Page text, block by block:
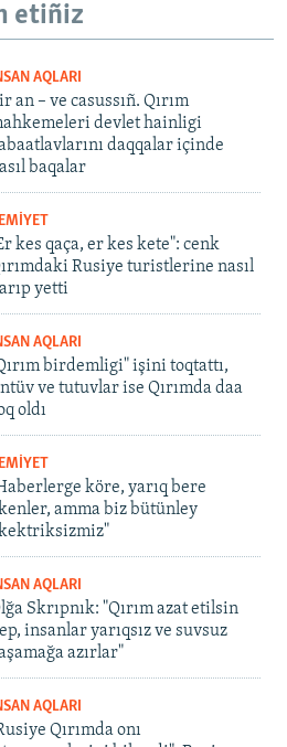
etiñiz
AQLARI
an – ve casussıñ. Qırım
devlet hainligi
daqqalar içinde
baqalar
kes qaça, er kes kete": cenk
Rusiye turistlerine nasıl
yetti
AQLARI
birdemligi" işini toqtattı,
ve tutuvlar ise Qırımda daa
oldı
köre, yarıq bere
amma biz bütünley
AQLARI
Skrıpnık: "Qırım azat etilsin
insanlar yarıqsız ve suvsuz
azırlar"
AQLARI
Qırımda onı